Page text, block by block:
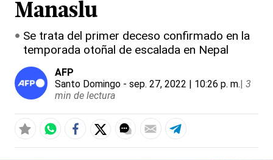
Manaslu
Se trata del primer deceso confirmado en la
temporada otoñal de escalada en Nepal
AFP
Santo Domingo - sep. 27, 2022 | 10:26 p. m.| 3
min de lectura